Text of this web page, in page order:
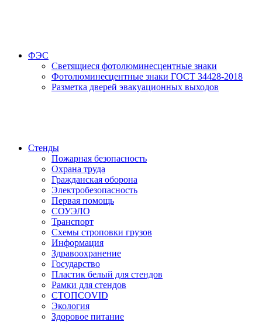
ФЭС
Светящиеся фотолюминесцентные знаки
Фотолюминесцентные знаки ГОСТ 34428-2018
Разметка дверей эвакуационных выходов
Стенды
Пожарная безопасность
Охрана труда
Гражданская оборона
Электробезопасность
Первая помощь
СОУЭЛО
Транспорт
Схемы строповки грузов
Информация
Здравоохранение
Государство
Пластик белый для стендов
Рамки для стендов
СТОПCOVID
Экология
Здоровое питание